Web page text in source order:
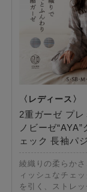
2重ガーゼ プレ
ノビーゼ
ェック 長袖パ
綾織りの柔らか
ィッシュなチェッ
を引く、ストレ